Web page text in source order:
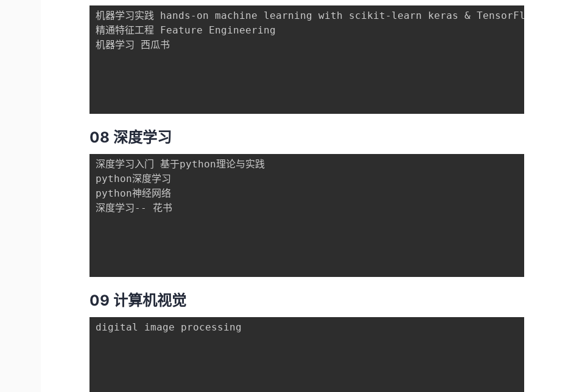
机器学习实践 hands-on machine learning with scikit-learn keras & TensorFlow
精通特征工程 Feature Engineering
机器学习 西瓜书
08 深度学习
深度学习入门 基于python理论与实践
python深度学习
python神经网络
深度学习-- 花书
09 计算机视觉
digital image processing